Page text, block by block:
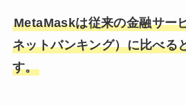
MetaMaskは従来の金融サー
ネットバンキング）に比べる
す。